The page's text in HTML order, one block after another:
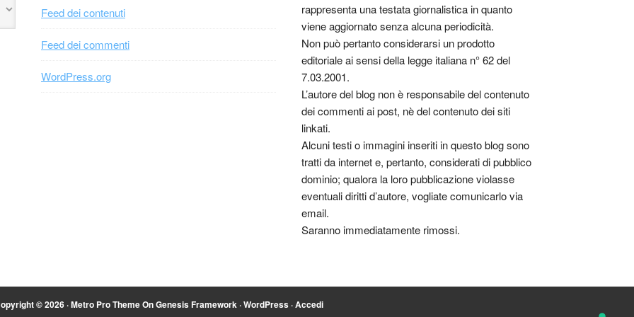
Feed dei contenuti
Feed dei commenti
WordPress.org
rappresenta una testata giornalistica in quanto
viene aggiornato senza alcuna periodicità.
Non può pertanto considerarsi un prodotto
editoriale ai sensi della legge italiana n° 62 del
7.03.2001.
L’autore del blog non è responsabile del contenuto
dei commenti ai post, nè del contenuto dei siti
linkati.
Alcuni testi o immagini inseriti in questo blog sono
tratti da internet e, pertanto, considerati di pubblico
dominio; qualora la loro pubblicazione violasse
eventuali diritti d’autore, vogliate comunicarlo via
email.
Saranno immediatamente rimossi.
© 2026 ·Metro Pro ThemeOnGenesis Framework·WordPress·Accedi